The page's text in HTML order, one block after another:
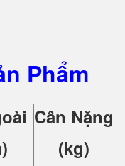
Phẩm
Cân Nặng
(kg)